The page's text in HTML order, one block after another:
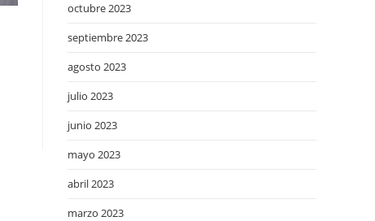
octubre 2023
septiembre 2023
agosto 2023
julio 2023
junio 2023
mayo 2023
abril 2023
marzo 2023